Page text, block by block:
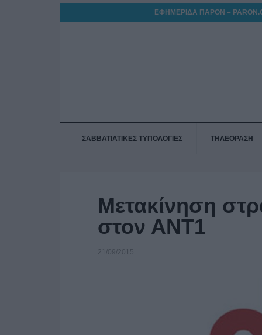
ΕΦΗΜΕΡΙΔΑ ΠΑΡΟΝ –
ΣΑΒΒΑΤΙΑΤΙΚΕΣ ΤΥΠΟΛΟΓΙΕΣ ΤΗΛΕΟΡΑΣΗ
Μετακίνηση
στον ΑΝΤ1
21/09/2015